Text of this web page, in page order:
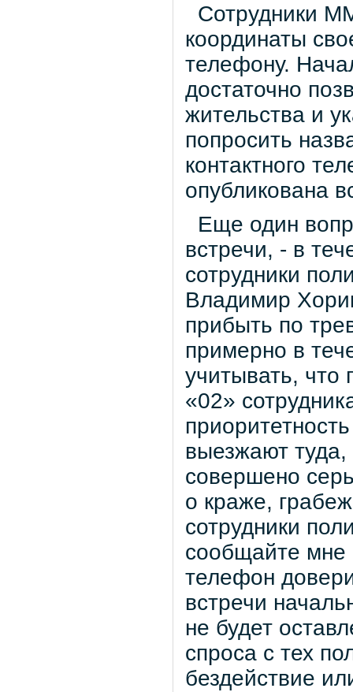
Сотрудники
координаты
телефону.
достаточно
жительства и
попросить
контактного
опубликована
Еще один
встречи, - в
сотрудники
Владимир
прибыть по
примерно в
учитывать, что
«02»
выезжают туда,
совершено
о краже,
сотрудники
сообщайте мне
телефон
встречи
не будет
спроса с тех
бездействие